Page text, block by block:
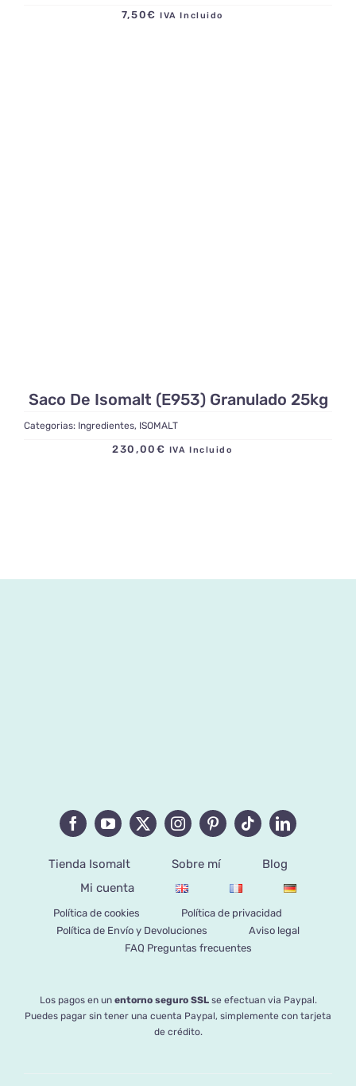
7,50€ IVA Incluido
Saco De Isomalt (E953) Granulado 25kg
Categorias: Ingredientes, ISOMALT
230,00 € IVA Incluido
Tienda Isomalt Sobre mí
Blog
Mi cuenta
Política de cookies
Política de privacidad
Política de Envío y Devoluciones
Aviso legal
FAQ Preguntas frecuentes
Los pagos en un entorno seguro SSLse efectuan via Paypal.
Puedes pagar sin tener una cuenta Paypal, simplemente con tarjeta
de crédito.